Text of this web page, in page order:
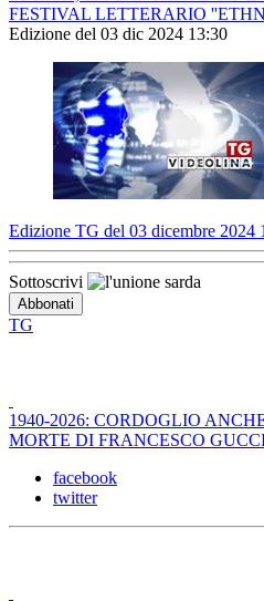
FESTIVAL LETTERARIO
Edizione del 03 dic 2024 13:30
Edizione TG del 03 dicembre 2024
Sottoscrivi
TG
1940-2026: CORDOGLIO
MORTE DI FRANCESCO
facebook
twitter